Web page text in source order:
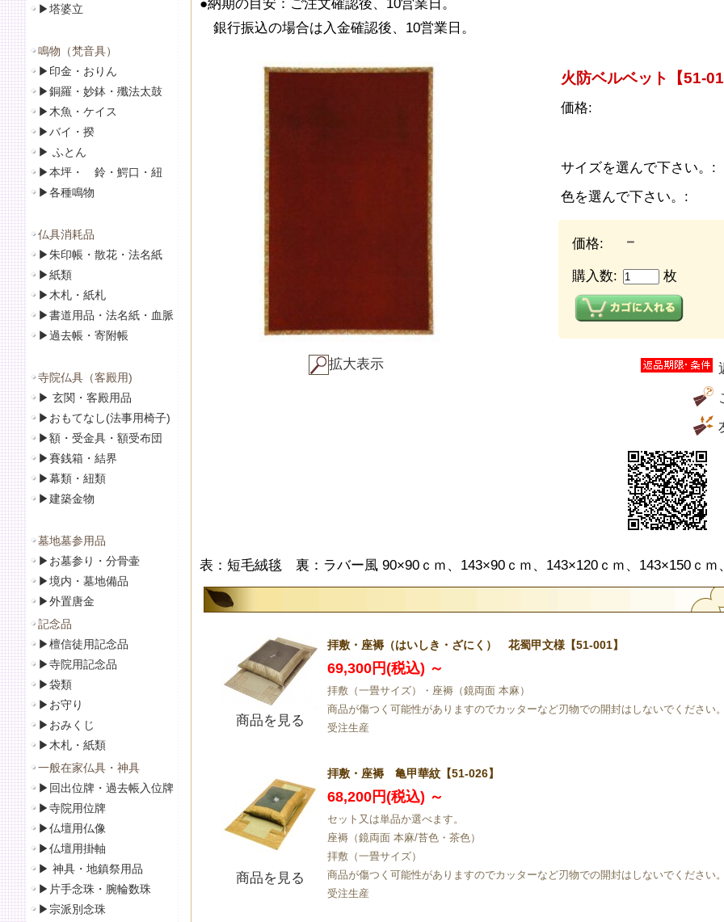
▶塔婆立
鳴物（梵音具）
▶ 印金・おりん
▶銅羅・妙鉢・殲法太鼓
▶ 木魚・ケイス
▶バイ・揆
▶ ふとん
▶本坪・ 鈴・鰐口・紐
▶各種鳴物
仏具消耗品
▶朱印帳・散花・法名紙
▶紙類
▶ 木札・紙札
▶書道用品・法名紙・血脈
▶過去帳・寄附帳
寺院仏具（客殿用)
▶ 玄関・客殿用品
▶ おもてなし(法事用椅子)
▶額・受金具・額受布団
▶賽銭箱・結界
▶幕類・紐類
▶建築金物
墓地墓参用品
▶ お墓参り・分骨壷
▶境内・墓地備品
▶外置唐金
記念品
▶檀信徒用記念品
▶寺院用記念品
▶袋類
▶ お守り
▶おみくじ
▶ 木札・紙類
一般在家仏具・神具
▶ 回出位牌・過去帳入位牌
▶寺院用位牌
▶仏壇用仏像
▶仏壇用掛軸
▶ 神具・地鎮祭用品
▶ 片手念珠・腕輪数珠
▶ 宗派別念珠
●納期の目安：ご注文確認後、10営業日。
銀行振込の場合は入金確認後、10営業日。
拡大表示
火防ベルベット【51-
価格:
サイズを選んで下さい。:
色を選んで下さい。:
価格: －
購入数: 枚
表：短毛絨毯 裏：ラバー風 90×90ｃｍ、143×90ｃｍ、143×120ｃｍ、143×150ｃｍ
商品を見る
拝敷・座褥（はいしき・ざにく） 花蜀甲文様【51-001】
69,300円(税込) ～
拝敷（一畳サイズ）・座褥（鏡両面 本麻）
商品が傷つく可能性がありますのでカッターなど刃物での開封はしないでください
受注生産
商品を見る
拝敷・座褥 亀甲華紋【51-026】
68,200円(税込) ～
セット又は単品か選べます。
座褥（鏡両面 本麻/苔色・茶色）
拝敷（一畳サイズ）
商品が傷つく可能性がありますのでカッターなど刃物での開封はしないでください
受注生産